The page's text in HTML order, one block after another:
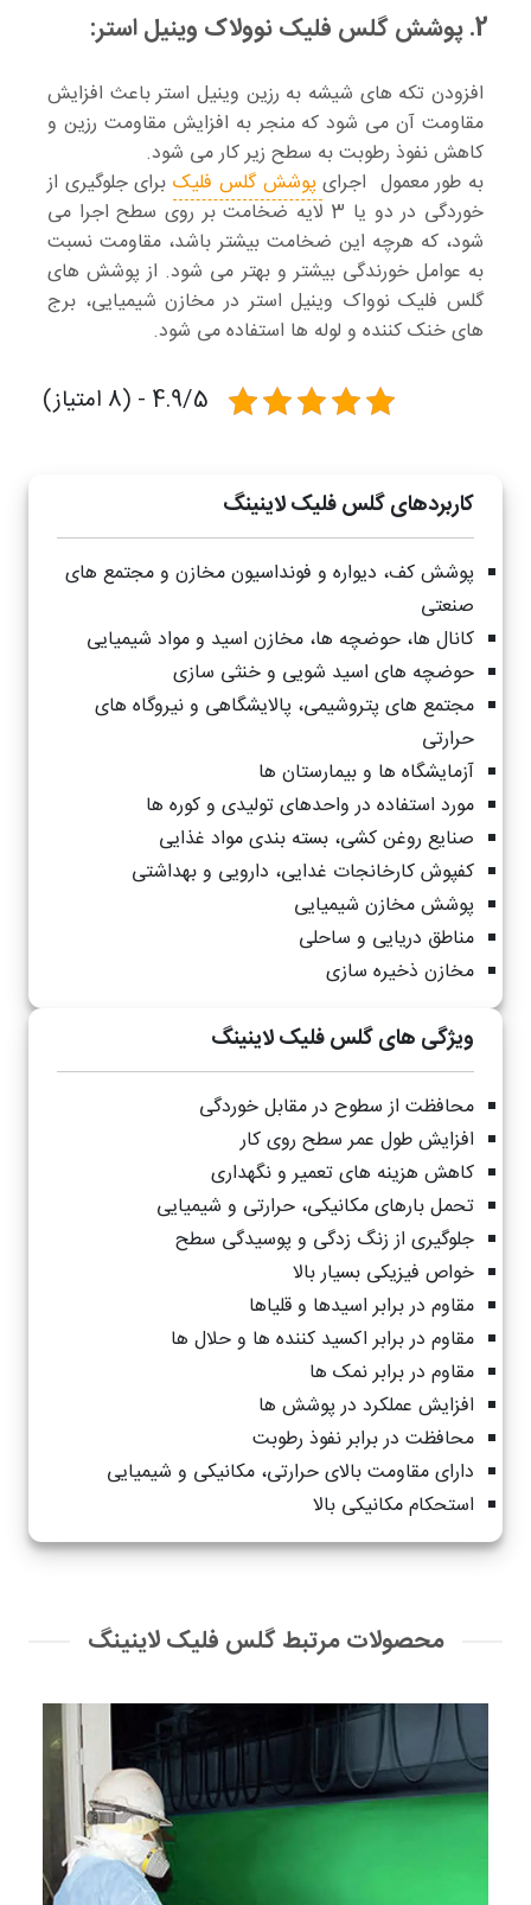
2. پوشش گلس فلیک نوولاک وینیل استر:
افزودن تکه های شیشه به رزین وینیل استر باعث افزایش
مقاومت آن می شود که منجر به افزایش مقاومت رزین و
کاهش نفوذ رطوبت به سطح زیر کار می شود.
به طور معمول اجرایپوشش گلس فلیکبرای جلوگیری از
خوردگی در دو یا 3 لایه ضخامت بر روی سطح اجرا می
شود، که هرچه این ضخامت بیشتر باشد، مقاومت نسبت
به عوامل خورندگی بیشتر و بهتر می شود. از پوشش های
گلس فلیک نوواک وینیل استر در مخازن شیمیایی، برج
های خنک کننده و لوله ها استفاده می شود.
4.9/5 - (8 امتیاز)
کاربردهای گلس فلیک لاینینگ
پوشش کف، دیواره و فونداسیون مخازن و مجتمع های
صنعتی
کانال ها، حوضچه ها، مخازن اسید و مواد شیمیایی
حوضچه های اسید شویی و خنثی سازی
مجتمع های پتروشیمی، پالایشگاهی و نیروگاه های
حرارتی
آزمایشگاه ها و بیمارستان ها
مورد استفاده در واحدهای تولیدی و کوره ها
صنایع روغن کشی، بسته بندی مواد غذایی
کفپوش کارخانجات غدایی، دارویی و بهداشتی
پوشش مخازن شیمیایی
مناطق دریایی و ساحلی
مخازن ذخیره سازی
ویژگی های گلس فلیک لاینینگ
محافظت از سطوح در مقابل خوردگی
افزایش طول عمر سطح روی کار
کاهش هزینه های تعمیر و نگهداری
تحمل بارهای مکانیکی، حرارتی و شیمیایی
جلوگیری از زنگ زدگی و پوسیدگی سطح
خواص فیزیکی بسیار بالا
مقاوم در برابر اسیدها و قلیاها
مقاوم در برابر اکسید کننده ها و حلال ها
مقاوم در برابر نمک ها
افزایش عملکرد در پوشش ها
محافظت در برابر نفوذ رطوبت
دارای مقاومت بالای حرارتی، مکانیکی و شیمیایی
استحکام مکانیکی بالا
محصولات مرتبط گلس فلیک لاینینگ